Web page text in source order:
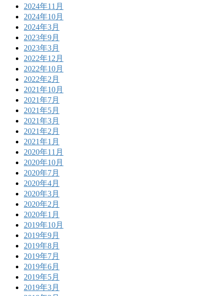
2024年11月
2024年10月
2024年3月
2023年9月
2023年3月
2022年12月
2022年10月
2022年2月
2021年10月
2021年7月
2021年5月
2021年3月
2021年2月
2021年1月
2020年11月
2020年10月
2020年7月
2020年4月
2020年3月
2020年2月
2020年1月
2019年10月
2019年9月
2019年8月
2019年7月
2019年6月
2019年5月
2019年3月